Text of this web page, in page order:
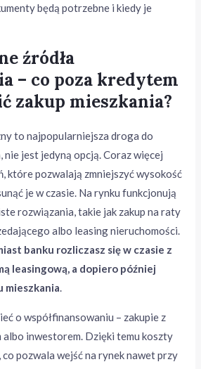
będą potrzebne i kiedy je
źródła
– co poza kredytem
zakup mieszkania?
to najpopularniejsza droga do
nie jest jedyną opcją. Coraz więcej
które pozwalają zmniejszyć wysokość
je w czasie. Na rynku funkcjonują
rozwiązania, takie jak zakup na raty
albo leasing nieruchomości.
banku rozliczasz się w czasie z
leasingową, a dopiero później
mieszkania.
o współfinansowaniu – zakupie z
albo inwestorem. Dzięki temu koszty
pozwala wejść na rynek nawet przy